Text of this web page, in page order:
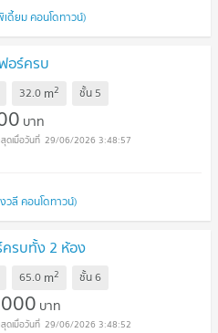
ดี้ยม คอนโดทาวน์)
อร์ครบ
32.0 m2 ชั้น 5
บาท
29/06/2026 3:48:57
วลี คอนโดทาวน์)
ครบทั้ง 2 ห้อง
65.0 m2 ชั้น6
บาท
29/06/2026 3:48:52